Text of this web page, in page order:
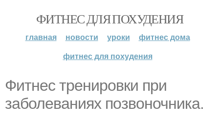
ФИТНЕС ДЛЯ ПОХУДЕНИЯ
главная новости уроки
фитнес дома
фитнес для похудения
Фитнес тренировки при
заболеваниях позвоночника.